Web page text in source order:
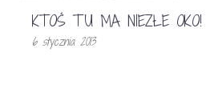
KTOŚ TU MA NIEZŁE OKO!
6 stycznia 2013